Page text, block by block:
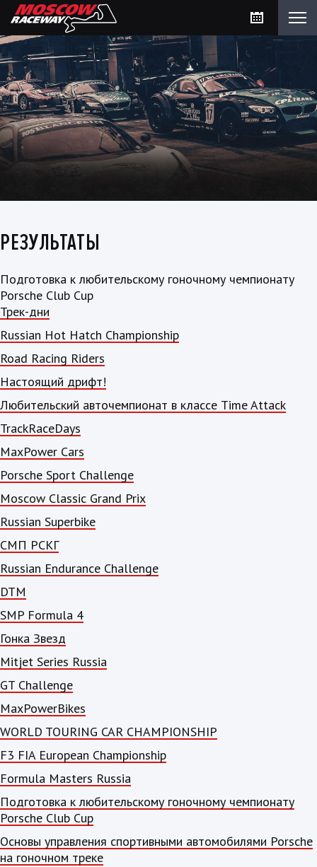
РЕЗУЛЬТАТЫ
Подготовка к любительскому гоночному чемпионату
Porsche Club Cup
Трек-дни
Russian Hot Hatch Championship
Road Racing Riders
Настоящий дрифт!
Любительский авточемпионат в классе Time Attack
TrackRaceDays
MaxPower Cars
Porsche Sport Challenge
Moscow Classic Grand Prix
Russian Superbike
СМП РСКГ
Russian Endurance Challenge
DTM
SMP Formula 4
Гонка Звезд
Mitjet Series Russia
GT Challenge
MaxPowerBikes
WORLD TOURING CAR CHAMPIONSHIP
F3 FIA European Championship
Formula Masters Russia
Подготовка к любительскому гоночному чемпионату
Porsche Club Cup
Основы управления спортивными автомобилями Porsche
на гоночном треке